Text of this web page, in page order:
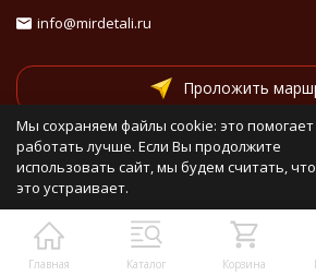
Главная Каталог Корзина
info@mirdetali.ru
Проложить
Мы в социальных сетях:
Мы на маркетплейсах
Мы сохраняем файлы cookie: это помогает
работать лучше. Если Вы продолжите
использовать сайт, мы будем считать,
это устраивает.